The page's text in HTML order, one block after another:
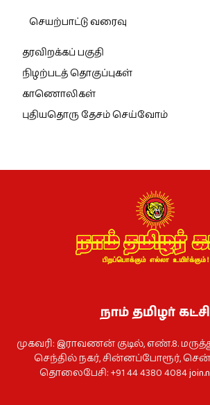
செயற்பாட்டு வரைவு
தரவிறக்கப் பகுதி
நிழற்படத் தொகுப்புகள்
காணொலிகள்
புதியதொரு தேசம் செய்வோம்
நாம் தமிழர் கட்சி
முகவரி: இராவணன் குடில், எண்.8.
செந்தில் நகர், சின்னப்போரூர்,
தொலைபேசி: +91 44 4380 4084